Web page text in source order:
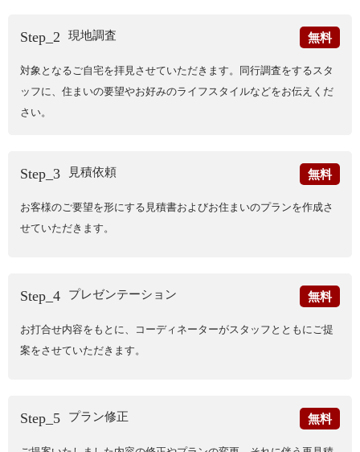
無料
Step_2 現地調査
対象となるご自宅を拝見させていただきます。同行調査をするスタ
ッフに、 住まいの要望やお好みのライフスタイルなどをお伝えくだ
さい。
無料
Step_3 見積依頼
お客様のご要望を形にする見積書およびお住まいのプランを作成さ
せていただきます。
無料
Step_4 プレゼンテーション
お打合せ内容をもとに、コーディネーターがスタッフとともにご提
案をさせていただきます。
無料
Step_5 プラン修正